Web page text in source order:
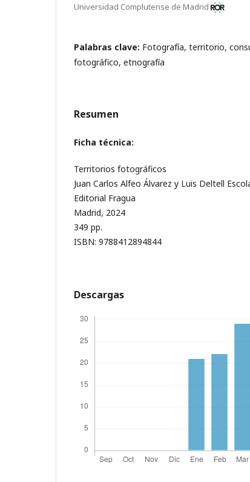
Universidad Complutense de Madrid
Palabras clave: Fotografía, territorio,
fotográfico, etnografía
Resumen
Ficha técnica:
Territorios fotográficos
Juan Carlos Alfeo Álvarez y Luis Deltell
Editorial Fragua
Madrid, 2024
349 pp.
ISBN: 9788412894844
Descargas